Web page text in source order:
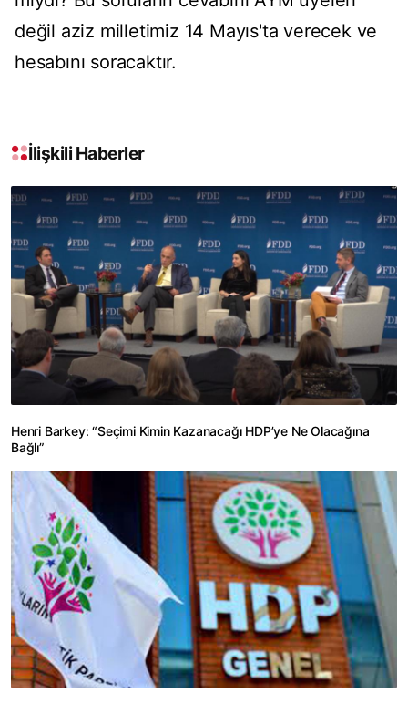
değil aziz milletimiz 14 Mayıs'ta verecek ve
hesabını soracaktır.
İlişkili Haberler
Henri Barkey: “Seçimi Kimin Kazanacağı HDP’ye Ne Olacağına
Bağlı”